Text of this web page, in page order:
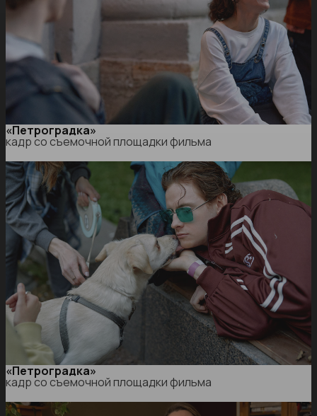
«Петроградка»
кадр со съемочной площадки фильма
«Петроградка»
кадр со съемочной площадки фильма